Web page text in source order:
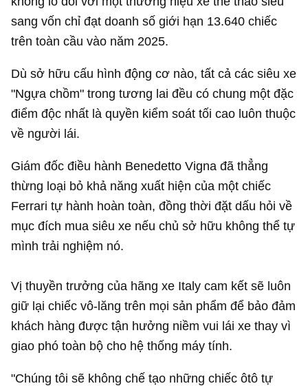
sang vốn chỉ đạt doanh số giới hạn 13.640 chiếc
trên toàn cầu vào năm 2025.
Dù sở hữu cấu hình động cơ nào, tất cả các siêu xe
"Ngựa chồm" trong tương lai đều có chung một đặc
điểm độc nhất là quyền kiểm soát tối cao luôn thuộc
về người lái.
Giám đốc điều hành Benedetto Vigna đã thẳng
thừng loại bỏ khả năng xuất hiện của một chiếc
Ferrari tự hành hoàn toàn, đồng thời đặt dấu hỏi về
mục đích mua siêu xe nếu chủ sở hữu không thể tự
mình trải nghiệm nó.
Vị thuyền trưởng của hãng xe Italy cam kết sẽ luôn
giữ lại chiếc vô-lăng trên mọi sản phẩm để bảo đảm
khách hàng được tận hưởng niềm vui lái xe thay vì
giao phó toàn bộ cho hệ thống máy tính.
"Chúng tôi sẽ không chế tạo những chiếc ôtô tự